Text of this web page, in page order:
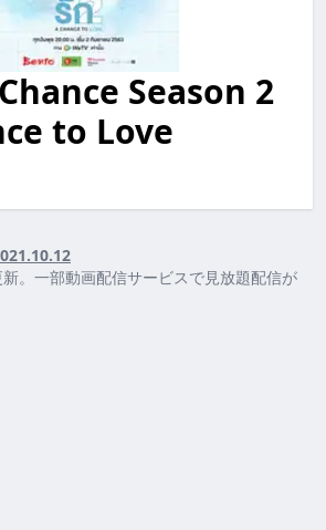
Season 2
to Love
2 | a chance to love
。一部動画配信サービスで見放題配信が